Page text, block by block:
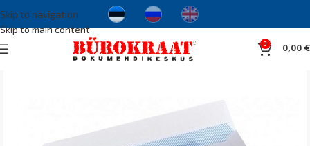
Skip to navigation
Skip to main content
0 0,00€